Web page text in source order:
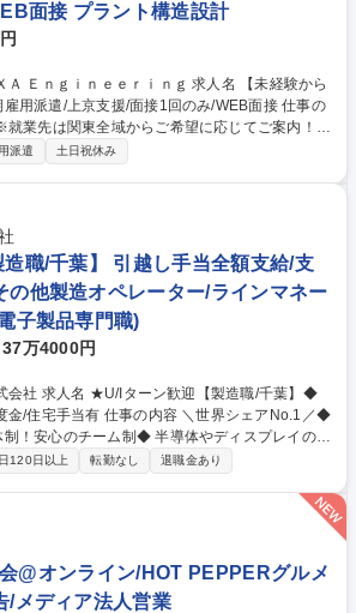
面接 プラント構造設計
ｉｎｅｅｒｉｎｇ 求人名 【未経験から
派遣/上京支援/面接1回のみ/WEB面接 仕事の
就業先は関東全域からご希望に応じてご案内！※
ョンに限らず、工事を行う際に必要な進行役で
電気の専門家として働いていただきます。 【～
や職歴関係なく市場価値の上がる仕事！】 1：
サポートで習得可能！ 2：市場価値が高い＝収
におすすめ） 3：社会の役に立つ仕事（あなたの
経験から目指す建設専
援/面接1回のみ/WEB面接
派遣 土日祝休み
職/千葉】 引越し手当全額支給/支
の他製造オペレーター/ラインマネー
子製品専門職)
万4000円
職/千葉】◆
内容 ＼世界シェアNo.1／◆
制！安心のチーム制◆ 半導体やディスプレイの製
《感光材とは？》半導体・スマ
手掛ける製品は、世界中のモノづくりを支える基
容》■原材料の調合 ■材料の結晶化 ■不純物の
証のための分析 ■出荷工程 ※1ヶ月の研修で基
経験がない方もご安心ください。 募集職種
/千葉】◆引越し手当全額支給/支度金/住宅手当有
120日以上 転勤なし 退職金あり
@オンライン/HOT PEPPERグルメ
メディア法人営業